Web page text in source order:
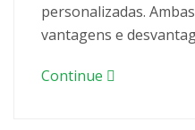
personalizadas.
vantagens e
Continue